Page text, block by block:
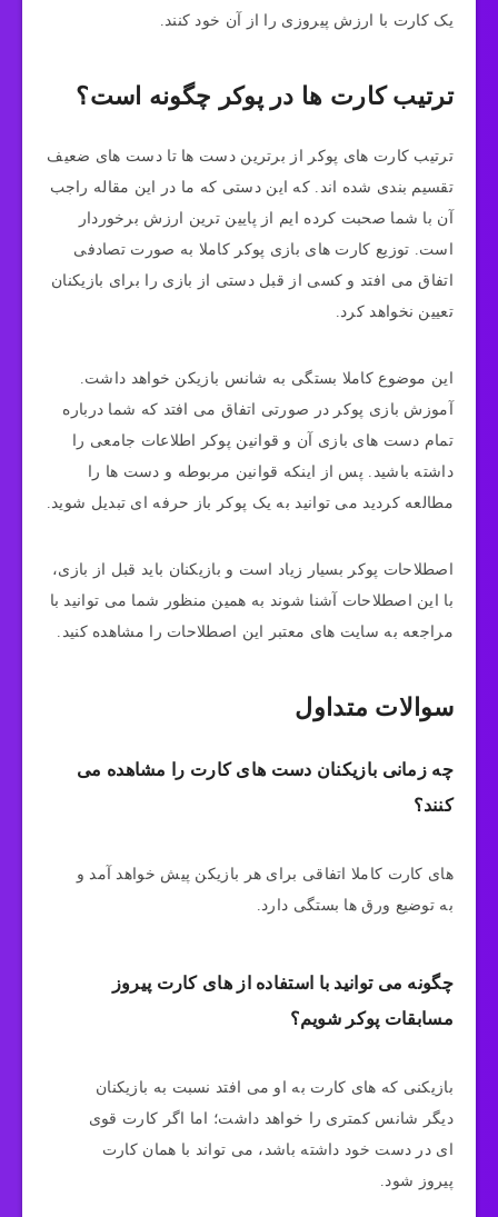
یک کارت با ارزش پیروزی را از آن خود کنند.
ترتیب کارت ها در پوکر چگونه است؟
ترتیب کارت های پوکر از برترین دست ها تا دست های ضعیف
تقسیم بندی شده اند. که این دستی که ما در این مقاله راجب
آن با شما صحبت کرده ایم از پایین ترین ارزش برخوردار
است. توزیع کارت های بازی پوکر کاملا به صورت تصادفی
اتفاق می افتد و کسی از قبل دستی از بازی را برای بازیکنان
تعیین نخواهد کرد.
این موضوع کاملا بستگی به شانس بازیکن خواهد داشت.
آموزش بازی پوکر در صورتی اتفاق می افتد که شما درباره
تمام دست های بازی آن و قوانین پوکر اطلاعات جامعی را
داشته باشید. پس از اینکه قوانین مربوطه و دست ها را
مطالعه کردید می توانید به یک پوکر باز حرفه ای تبدیل شوید.
اصطلاحات پوکر بسیار زیاد است و بازیکنان باید قبل از بازی،
با این اصطلاحات آشنا شوند به همین منظور شما می توانید با
مراجعه به سایت های معتبر این اصطلاحات را مشاهده کنید.
سوالات متداول
چه زمانی بازیکنان دست های کارت را مشاهده می
کنند؟
های کارت کاملا اتفاقی برای هر بازیکن پیش خواهد آمد و
به توضیع ورق ها بستگی دارد.
چگونه می توانید با استفاده از های کارت پیروز
مسابقات پوکر شویم؟
بازیکنی که های کارت به او می افتد نسبت به بازیکنان
دیگر شانس کمتری را خواهد داشت؛ اما اگر کارت قوی
ای در دست خود داشته باشد، می تواند با همان کارت
پیروز شود.